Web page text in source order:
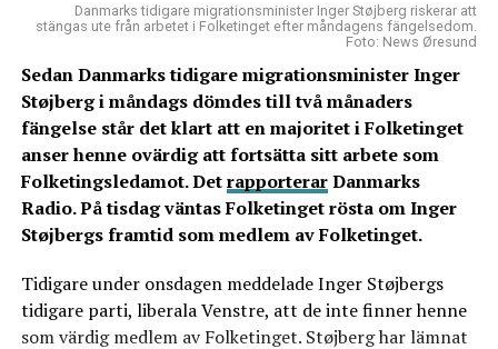
Danmarks tidigare migrationsminister Inger Støjberg riskerar att
stängas ute från arbetet i Folketinget efter måndagens fängelsedom.
Foto: News Øresund
Sedan Danmarks tidigare migrationsminister Inger
Støjberg i måndags dömdes till två månaders
fängelse står det klart att en majoritet i Folketinget
anser henne ovärdig att fortsätta sitt arbete som
Folketingsledamot. DetrapporterarDanmarks
Radio. På tisdag väntas Folketinget rösta om Inger
Støjbergs framtid som medlem av Folketinget.
Tidigare under onsdagen meddelade Inger Støjbergs
tidigare parti, liberala Venstre, att de inte finner henne
som värdig medlem av Folketinget. Støjberg har lämnat